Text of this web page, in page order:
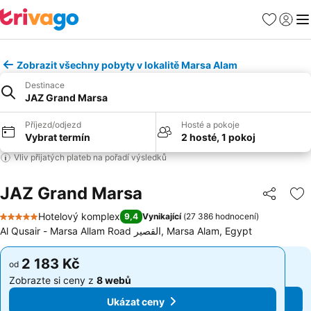
Oblíbené
Zobrazit všechny pobyty v lokalitě Marsa Alam
Destinace
JAZ Grand Marsa
Příjezd/odjezd
Vybrat termín
Hosté a pokoje
2 hosté, 1 pokoj
Vliv přijatých plateb na pořadí výsledků
JAZ Grand Marsa Sdílet
5 Počet hvězdiček
Hotelový komplex 9,4 Vynikající (27 386 hodnocení)
Al Qusair - Marsa Allam Road القصير, Marsa Alam, Egypt
od 2 183 Kč
Zobrazte si ceny z 8 webů
Ukázat ceny
od 2 183 Kč
Zobrazte si ceny z 8 webů
Ukázat ceny